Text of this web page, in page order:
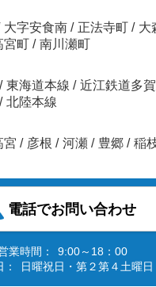
大字安食南 / 正法寺町 / 大
宮町 / 南川瀬町
/ 東海道本線 / 近江鉄道多
/ 北陸本線
宮 / 彦根 / 河瀬 / 豊郷 / 稲
電話でお問い合わせ
業時間：
9:00～18：00
日曜祝日・第２第４土曜日